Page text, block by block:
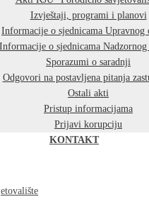
Izvještaji, programi i planovi
Informacije o sjednicama Upravnog
Informacije o sjednicama Nadzornog
Sporazumi o saradnji
Odgovori na postavljena pitanja
Ostali akti
Pristup informacijama
Prijavi korupciju
KONTAKT